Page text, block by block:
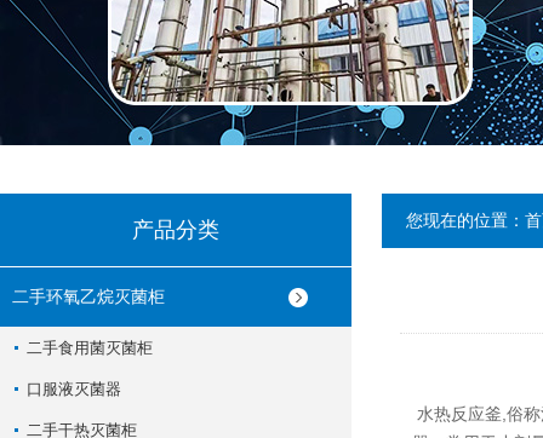
产品分类
二手环氧乙烷灭菌柜
二手食用菌灭菌柜
口服液灭菌器
二手干热灭菌柜
您现在的位置：
水热反应釜,俗